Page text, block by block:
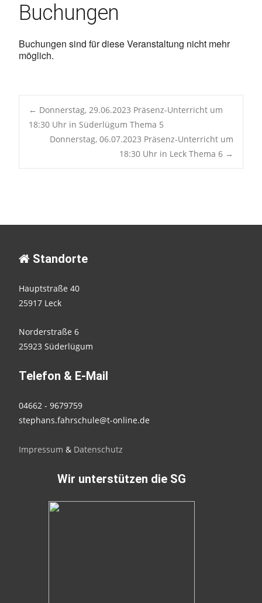
Buchungen
Buchungen sind für diese Veranstaltung nicht mehr
möglich.
Post
navigation
← Donnerstag, 29.06.2023 Präsenz-Unterricht um
18:30 Uhr in Süderlügum Thema 5
Donnerstag, 06.07.2023 Präsenz-Unterricht um
18:30 Uhr in Leck Thema 6 →
Standorte
Hauptstraße 40
25917 Leck
Norderstraße 6
25923 Süderlügum
Telefon & E-Mail
04662 - 9679759
stephans.fahrschule@t-online.de
Impressum & Datenschutz
Wir unterstützen die SG